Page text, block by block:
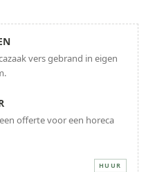
vers gebrand in eigen
offerte voor een horeca
HUUR